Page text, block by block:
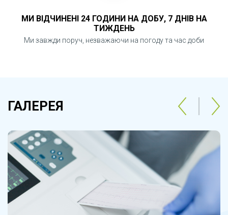
МИ ВІДЧИНЕНІ 24 ГОДИНИ НА ДОБУ, 7 ДНІВ НА
ТИЖДЕНЬ
Ми завжди поруч, незважаючи на погоду та час доби
ГАЛЕРЕЯ